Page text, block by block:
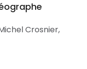
Crosnier,